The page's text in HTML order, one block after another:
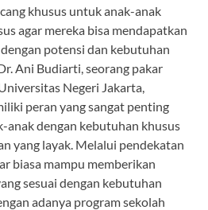
khusus untuk anak-anak
agar mereka bisa mendapatkan
potensi dan kebutuhan
Ani Budiarti, seorang pakar
Negeri Jakarta,
peran yang sangat penting
anak dengan kebutuhan khusus
yang layak. Melalui pendekatan
biasa mampu memberikan
sesuai dengan kebutuhan
adanya program sekolah